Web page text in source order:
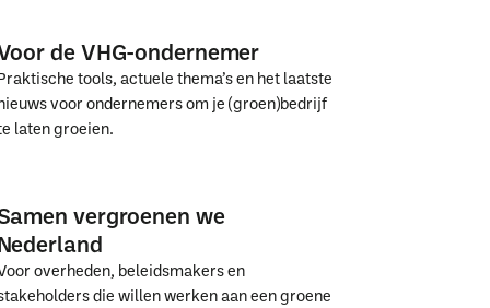
de VHG-ondernemer
tools, actuele thema’s en het laatste
voor ondernemers om je (groen)bedrijf
laten groeien.
de
VHG-
ondernemer
de
VHG-
ondernemer
vergroenen we
overheden, beleidsmakers en
die willen werken aan een groene